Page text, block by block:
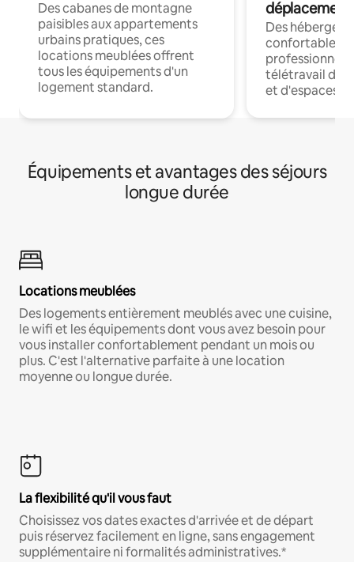
Des cabanes de montagne
paisibles aux appartements
urbains pratiques, ces
locations meublées offrent
tous les équipements d'un
logement standard.
déplacement
Des
confortables
professionnels
télétravail
et d'espaces
Équipements et avantages des séjours
longue durée
Locations meublées
Des logements entièrement meublés avec une cuisine,
le wifi et les équipements dont vous avez besoin pour
vous installer confortablement pendant un mois ou
plus. C'est l'alternative parfaite à une location
moyenne ou longue durée.
La flexibilité qu'il vous faut
Choisissez vos dates exactes d'arrivée et de départ
puis réservez facilement en ligne, sans engagement
supplémentaire ni formalités administratives.*